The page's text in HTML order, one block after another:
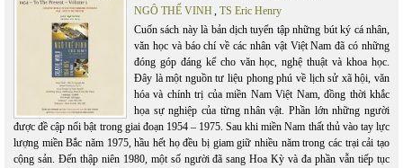
NGÔ THẾ VINH, TS Eric Henry
Cuốn sách này là bản dịch tuyển tập những bút ký cá nhân,
văn học và báo chí về các nhân vật Việt Nam đã có những
đóng góp đáng kể cho văn học, nghệ thuật và khoa học.
Đây là một nguồn tư liệu phong phú về lịch sử xã hội, văn
hóa và chính trị của miền Nam Việt Nam, đồng thời khắc
họa sự nghiệp của từng nhân vật. Phần lớn những người
được đề cập nổi bật trong giai đoạn 1954 – 1975. Sau khi miền Nam thất thủ vào tay lực
lượng miền Bắc năm 1975, hầu hết họ đều bị giam giữ nhiều năm trong các trại cải tạo
cộng sản. Đến thập niên 1980, một số người đã sang Hoa Kỳ và đa phần vẫn tiếp tục